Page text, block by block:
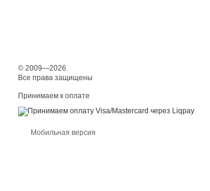
© 2009—2026.
Все права защищены
Принимаем к оплате
Мобильная версия